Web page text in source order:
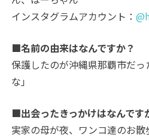
インスタグラムアカウント：
■名前の由来はなんですか？
保護したのが沖縄県那覇市だ
な」
■出会ったきっかけはなんです
実家の母が夜、ワンコ達のお